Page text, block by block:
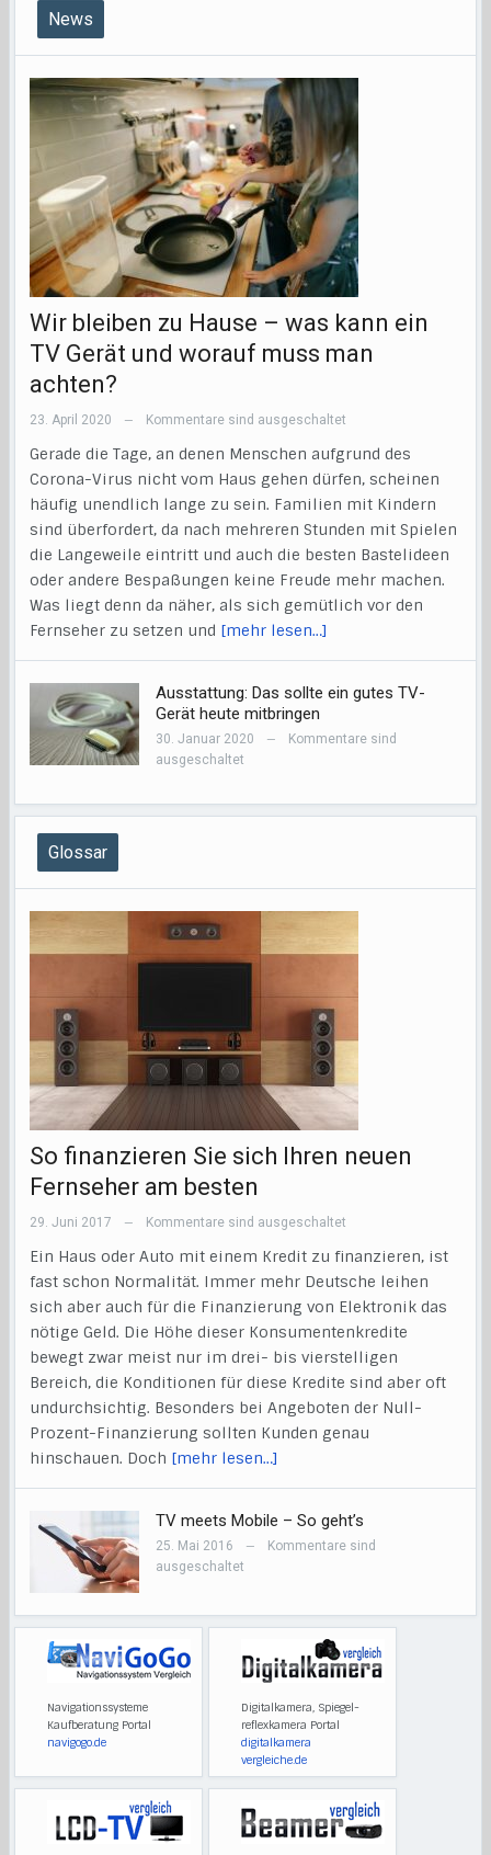
News
Wir bleiben zu Hause – was kann ein
TV Gerät und worauf muss man
achten?
23. April 2020 — Kommentare sind ausgeschaltet
Gerade die Tage, an denen Menschen aufgrund des
Corona-Virus nicht vom Haus gehen dürfen, scheinen
häufig unendlich lange zu sein. Familien mit Kindern
sind überfordert, da nach mehreren Stunden mit Spielen
die Langeweile eintritt und auch die besten Bastelideen
oder andere Bespaßungen keine Freude mehr machen.
Was liegt denn da näher, als sich gemütlich vor den
Fernseher zu setzen und [mehr lesen…]
Ausstattung: Das sollte ein gutes TV-
Gerät heute mitbringen
30. Januar 2020 —
Kommentare sind
ausgeschaltet
Glossar
So finanzieren Sie sich Ihren neuen
Fernseher am besten
29. Juni 2017 — Kommentare sind ausgeschaltet
Ein Haus oder Auto mit einem Kredit zu finanzieren, ist
fast schon Normalität. Immer mehr Deutsche leihen
sich aber auch für die Finanzierung von Elektronik das
nötige Geld. Die Höhe dieser Konsumentenkredite
bewegt zwar meist nur im drei- bis vierstelligen
Bereich, die Konditionen für diese Kredite sind aber oft
undurchsichtig. Besonders bei Angeboten der Null-
Prozent-Finanzierung sollten Kunden genau
hinschauen. Doch [mehr lesen…]
TV meets Mobile – So geht’s
25. Mai 2016 —
Kommentare sind
ausgeschaltet
Navigationssysteme
Kaufberatung Portal
navigogo.de
Digitalkamera, Spiegel-
reflexkamera Portal
digitalkamera
vergleiche.de